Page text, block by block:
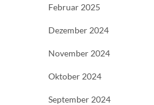
Februar 2025
Dezember 2024
November 2024
Oktober 2024
September 2024